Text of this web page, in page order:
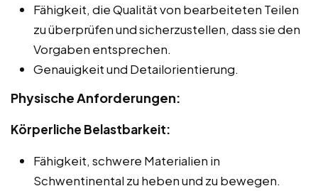
Fähigkeit, die Qualität von bearbeiteten Teilen
zu überprüfen und sicherzustellen, dass sie den
Vorgaben entsprechen.
Genauigkeit und Detailorientierung.
Physische Anforderungen:
Körperliche Belastbarkeit:
Fähigkeit, schwere Materialien in
Schwentinental zu heben und zu bewegen.